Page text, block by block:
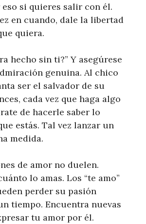
si quieres salir con él.
en cuando, dale la libertad
quiera.
hecho sin ti?” Y asegúrese
genuina. Al chico
ser el salvador de su
cada vez que haga algo
de hacerle saber lo
estás. Tal vez lanzar un
medida.
de amor no duelen.
lo amas. Los “te amo”
perder su pasión
tiempo. Encuentra nuevas
tu amor por él.